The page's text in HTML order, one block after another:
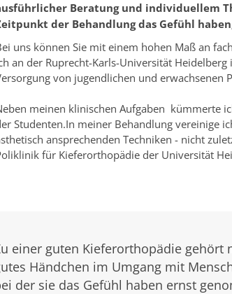
Beratung und individuellem
der Behandlung das Gefühl
uns können Sie mit einem hohen Maß an
an der Ruprecht-Karls-Universität
von jugendlichen und erwachsenen
meinen klinischen Aufgaben kümmerte
Studenten.In meiner Behandlung vereinige
ansprechenden Techniken - nicht
für Kieferorthopädie der Universität
einer guten Kieferorthopädie gehört
Händchen im Umgang mit
der sie das Gefühl haben ernst